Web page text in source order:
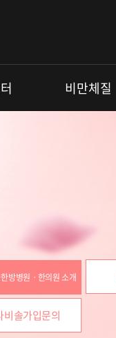
비만체질
방병원ㆍ한의원 소개
비솔가입문의